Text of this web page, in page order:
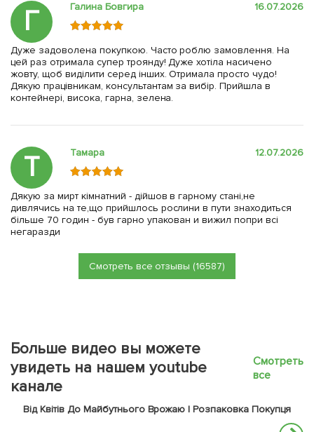
Г Галина Бовгира 16.07.2026
Дуже задоволена покупкою. Часто роблю замовлення. На
цей раз отримала супер троянду! Дуже хотіла насичено
жовту, щоб виділити серед інших. Отримала просто чудо!
Дякую працівникам, консультантам за вибір. Прийшла в
контейнері, висока, гарна, зелена.
Т Тамара 12.07.2026
Дякую за мирт кімнатний - дійшов в гарному стані,не
дивлячись на те,що прийшлось рослини в пути знаходиться
більше 70 годин - був гарно упакован и вижил попри всі
негаразди
Смотреть все отзывы (16587)
Больше видео вы можете
увидеть на нашем youtube
канале
Смотреть
все
Від Квітів До Майбутнього Врожаю | Розпаковка Покупця